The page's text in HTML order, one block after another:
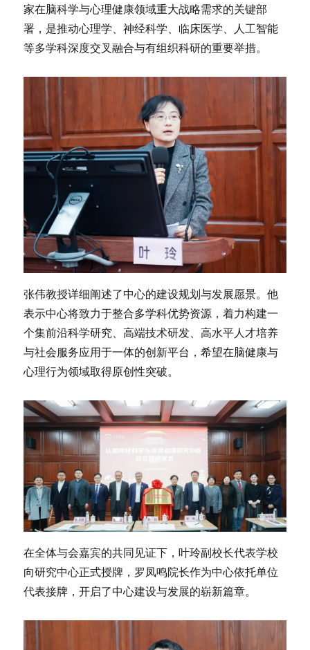
家在脑科学与心理健康领域重大战略需求的关键部
署，是推动心理学、神经科学、临床医学、人工智能
等多学科深度交叉融合与有组织科研的重要举措。
张伟教授详细阐述了中心的建设规划与发展愿景。他
表示中心将致力于整合多学科优势资源，着力构建一
个集前沿科学研究、高端技术研发、高水平人才培养
与社会服务应用于一体的创新平台，希望在脑健康与
心理行为领域取得原创性突破。
在全体与会嘉宾的共同见证下，叶玲副校长代表学校
向研究中心正式授牌，罗凤鸣院长作为中心依托单位
代表接牌，开启了中心建设与发展的崭新篇章。